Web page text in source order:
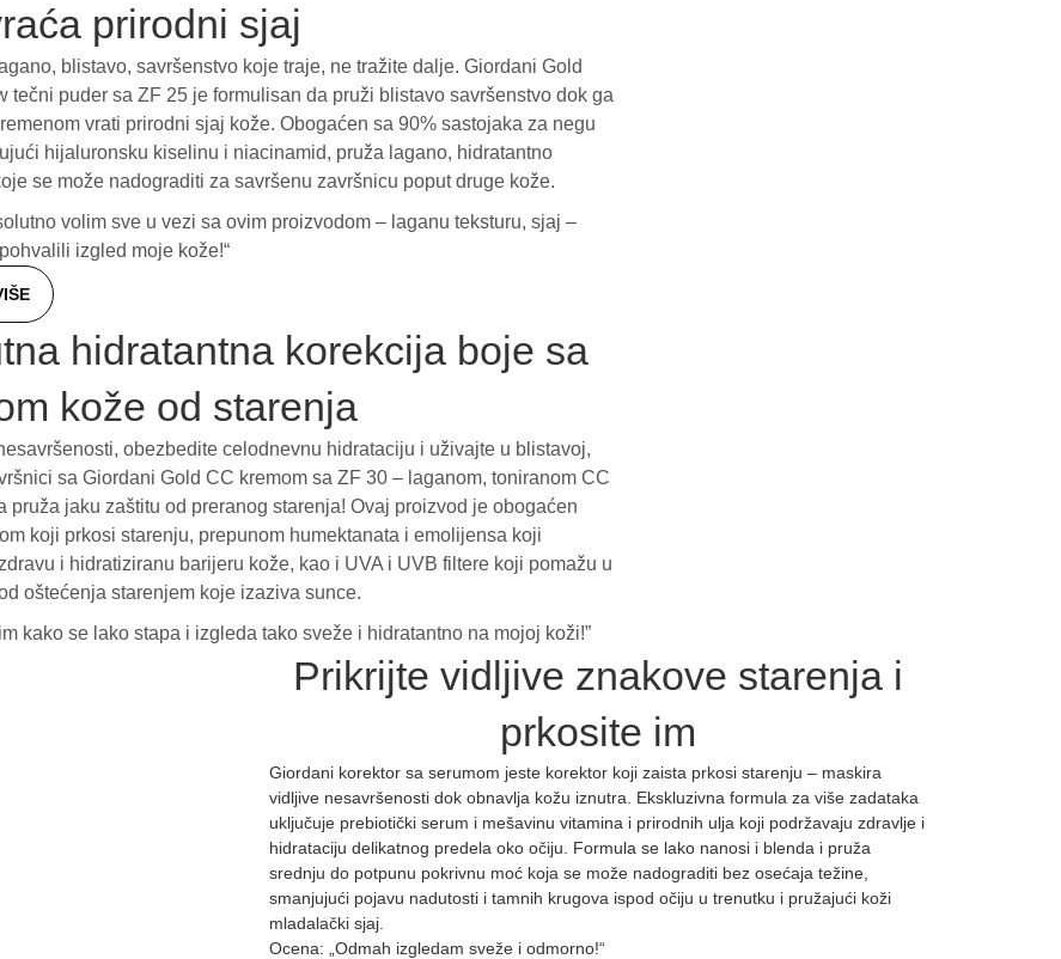
prirodni sjaj
blistavo, savršenstvo koje traje, ne tražite dalje. Giordani Gold
tečni puder sa ZF 25 je formulisan da pruži blistavo savršenstvo dok ga
vrati prirodni sjaj kože. Obogaćen sa 90% sastojaka za negu
hijaluronsku kiselinu i niacinamid, pruža lagano, hidratantno
se može nadograditi za savršenu završnicu poput druge kože.
volim sve u vezi sa ovim proizvodom – laganu teksturu, sjaj –
izgled moje kože!“
hidratantna korekcija boje sa
kože od starenja
obezbedite celodnevnu hidrataciju i uživajte u blistavoj,
sa Giordani Gold CC kremom sa ZF 30 – laganom, toniranom CC
pruža jaku zaštitu od preranog starenja! Ovaj proizvod je obogaćen
koji prkosi starenju, prepunom humektanata i emolijensa koji
i hidratiziranu barijeru kože, kao i UVA i UVB filtere koji pomažu u
oštećenja starenjem koje izaziva sunce.
kako se lako stapa i izgleda tako sveže i hidratantno na mojoj koži!”
Prikrijte vidljive znakove starenja i
prkosite im
Giordani korektor sa serumom jeste korektor koji zaista prkosi starenju – maskira
vidljive nesavršenosti dok obnavlja kožu iznutra. Ekskluzivna formula za više zadataka
uključuje prebiotički serum i mešavinu vitamina i prirodnih ulja koji podržavaju zdravlje i
hidrataciju delikatnog predela oko očiju. Formula se lako nanosi i blenda i pruža
srednju do potpunu pokrivnu moć koja se može nadograditi bez osećaja težine,
smanjujući pojavu nadutosti i tamnih krugova ispod očiju u trenutku i pružajući koži
mladalački sjaj.
Ocena: „Odmah izgledam sveže i odmorno!“